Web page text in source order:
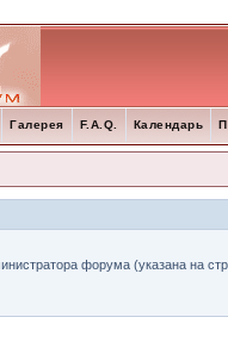
Календарь
F.A.Q.
Галерея
форума (указана на